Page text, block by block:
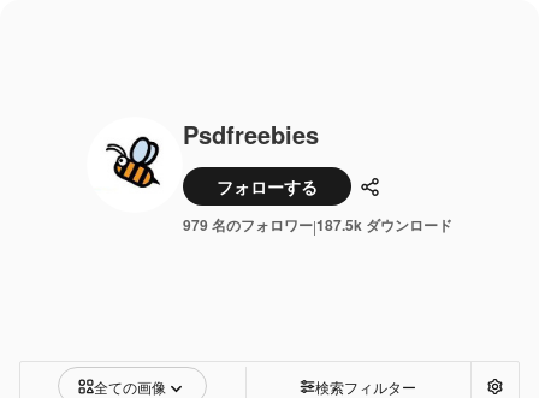
Psdfreebies
フォローする 共有
979 名のフォロワー|187.5k ダウンロード
全ての画像 検索フィルター